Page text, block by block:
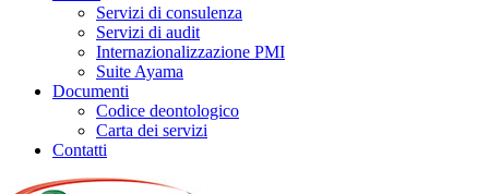
Servizi di consulenza
Servizi di audit
Internazionalizzazione PMI
Suite Ayama
Documenti
Codice deontologico
Carta dei servizi
Contatti